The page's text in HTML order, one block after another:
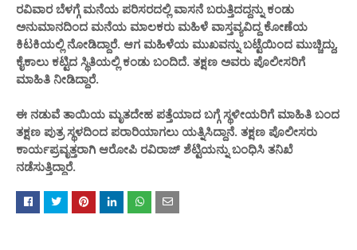
ರವಿವಾರ ಬೆಳಗ್ಗೆ ಮನೆಯ ಪರಿಸರದಲ್ಲಿ ವಾಸನೆ ಬರುತ್ತಿದದ್ದನ್ನು ಕಂಡು
ಅನುಮಾನದಿಂದ ಮನೆಯ ಮಾಲಕರು ಮಹಿಳೆ ವಾಸ್ತವ್ಯವಿದ್ದ ಕೋಣೆಯ
ಕಿಟಕಿಯಲ್ಲಿ ನೋಡಿದ್ದಾರೆ. ಆಗ ಮಹಿಳೆಯ ಮುಖವನ್ನು ಬಟ್ಟೆಯಿಂದ ಮುಚ್ಚಿದ್ದು,
ಕೈಕಾಲು ಕಟ್ಟಿದ ಸ್ಥಿತಿಯಲ್ಲಿ ಕಂಡು ಬಂದಿದೆ. ತಕ್ಷಣ ಅವರು ಪೊಲೀಸರಿಗೆ
ಮಾಹಿತಿ ನೀಡಿದ್ದಾರೆ.
ಈ ನಡುವೆ ತಾಯಿಯ ಮೃತದೇಹ ಪತ್ತೆಯಾದ ಬಗ್ಗೆ ಸ್ಥಳೀಯರಿಗೆ ಮಾಹಿತಿ ಬಂದ
ತಕ್ಷಣ ಪುತ್ರ ಸ್ಥಳದಿಂದ ಪರಾರಿಯಾಗಲು ಯತ್ನಿಸಿದ್ದಾನೆ. ತಕ್ಷಣ ಪೊಲೀಸರು
ಕಾರ್ಯಪ್ರವೃತ್ತರಾಗಿ ಆರೋಪಿ ರವಿರಾಜ್ ಶೆಟ್ಟಿಯನ್ನು ಬಂಧಿಸಿ ತನಿಖೆ
ನಡೆಸುತ್ತಿದ್ದಾರೆ.